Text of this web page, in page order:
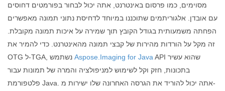
מסוימים, כמו פרסום באינטרנט, אתה יכול לבחור בפורמטים דחוסים
עם אובדן. אלגוריתמים שתוכננו במיוחד לדחיסת נתוני תמונה מאפשרים
הפחתה משמעותית בגודל הקובץ תוך שמירה על איכות תמונה מקובלת.
זה מקל על הורדות מהירות של קבצי תמונה מהאינטרנט. כדי להמיר את
Aspose.Imaging for Java API שהוא עשיר
בתכונות, חזק וקל לשימוש למניפולציה והמרה של תמונות עבור
פלטפורמת Java. אתה יכול להוריד את הגרסה האחרונה שלו ישירות מ-